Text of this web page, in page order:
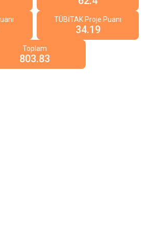
TÜBİTAK Proje Puanı
34.19
Toplam
803.83